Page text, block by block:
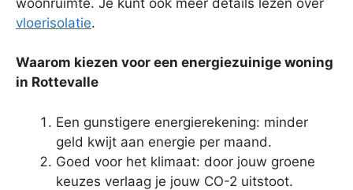
vloerisolatie.
Waarom kiezen voor een energiezuinige woning
in Rottevalle
Een gunstigere energierekening: minder
geld kwijt aan energie per maand.
Goed voor het klimaat: door jouw groene
keuzes verlaag je jouw CO-2 uitstoot.